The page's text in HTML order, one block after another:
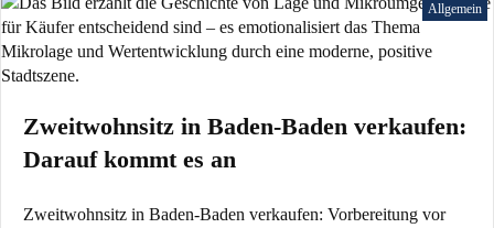
Allgemein
Zweitwohnsitz in Baden-Baden verkaufen:
Darauf kommt es an
Zweitwohnsitz in Baden-Baden verkaufen: Vorbereitung vor